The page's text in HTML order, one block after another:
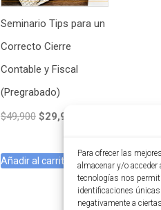
Para ofrecer las
almacenar y/o
tecnologías nos
identificaciones
negativamente a
Seminario Tips para un
Correcto Cierre
Contable y Fiscal
(Pregrabado)
$49,900 El
era:
$29,900
actual
es:
$29,900.
Añadir al carrito